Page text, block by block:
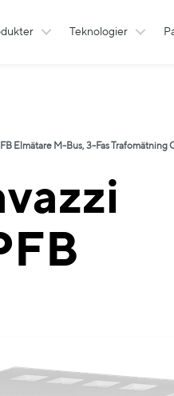
Teknologier
Elmätare M-Bus, 3-Fas Trafomätning